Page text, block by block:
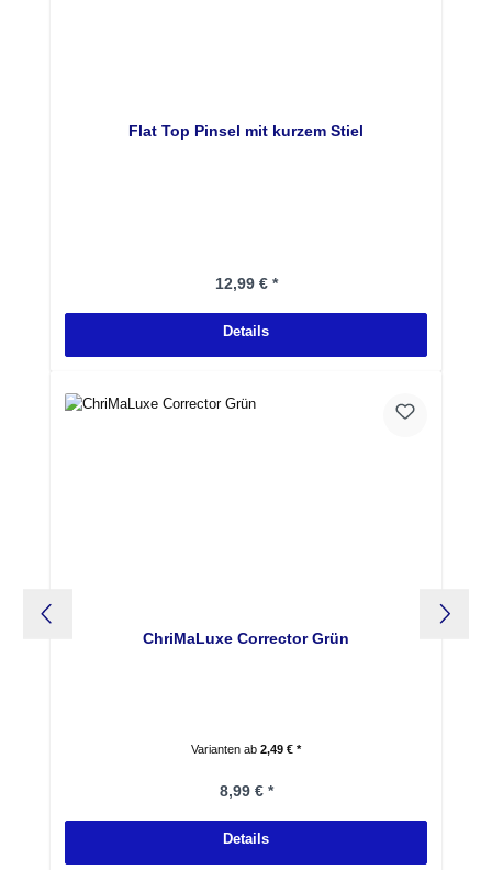
Flat Top Pinsel mit kurzem Stiel
Regulärer Preis:
12,99 € *
Details
ChriMaLuxe Corrector Grün
Varianten ab 2,49 € *
Regulärer Preis:
8,99 € *
Details